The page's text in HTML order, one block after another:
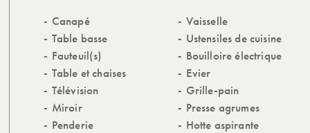
Canapé
Table basse
Fauteuil(s)
Table et chaises
Télévision
Miroir
Penderie
Vaisselle
Ustensiles de cuisine
Bouilloire électrique
Evier
Grille-pain
Presse agrumes
Hotte aspirante